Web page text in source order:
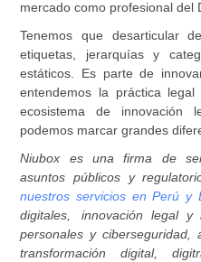
mercado como profesional del
Tenemos que desarticular
etiquetas, jerarquías y
estáticos. Es parte de
entendemos la práctica
ecosistema de innovación
podemos marcar grandes
Niubox es una firma de
asuntos públicos y
nuestros servicios en Perú y
digitales, innovación legal y
personales y ciberseguridad,
transformación digital,